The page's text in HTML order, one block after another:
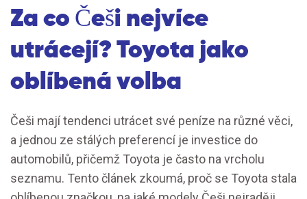
Za co Češi nejvíce
utrácejí? Toyota jako
oblíbená volba
Češi mají tendenci utrácet své peníze na různé věci,
a jednou ze stálých preferencí je investice do
automobilů, přičemž Toyota je často na vrcholu
seznamu. Tento článek zkoumá, proč se Toyota stala